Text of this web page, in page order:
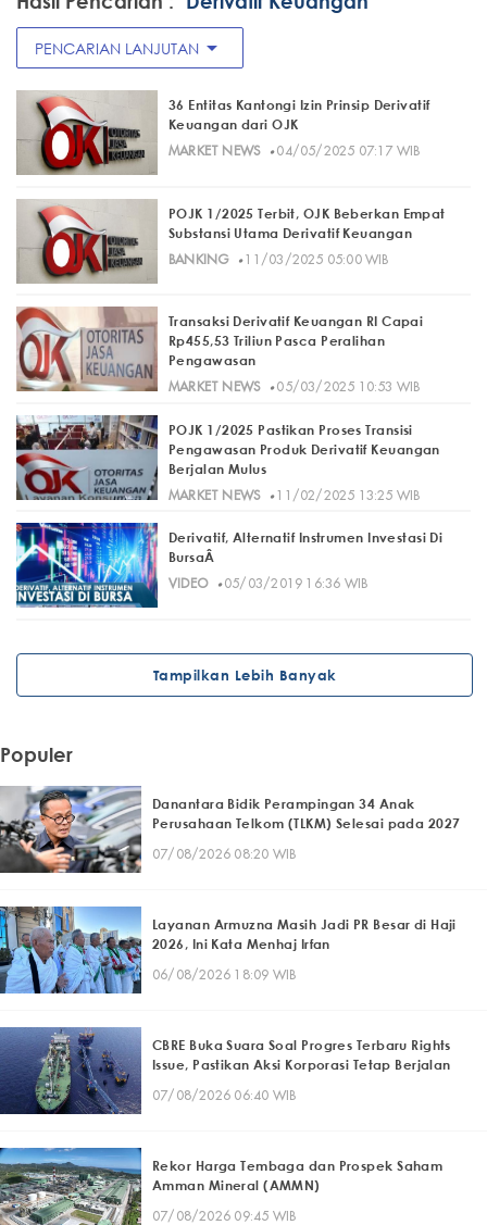
PENCARIAN LANJUTAN arrow_drop_down
36 Entitas Kantongi Izin Prinsip Derivatif
Keuangan dari OJK
MARKET NEWS· 04/05/2025 07:17 WIB
POJK 1/2025 Terbit, OJK Beberkan Empat
Substansi Utama Derivatif Keuangan
BANKING· 11/03/2025 05:00 WIB
Transaksi Derivatif Keuangan RI Capai
Rp455,53 Triliun Pasca Peralihan
Pengawasan
MARKET NEWS· 05/03/2025 10:53 WIB
POJK 1/2025 Pastikan Proses Transisi
Pengawasan Produk Derivatif Keuangan
Berjalan Mulus
MARKET NEWS· 11/02/2025 13:25 WIB
Derivatif, Alternatif Instrumen Investasi Di
BursaÂ
VIDEO· 05/03/2019 16:36 WIB
Tampilkan Lebih Banyak
Populer
Danantara Bidik Perampingan 34 Anak
Perusahaan Telkom (TLKM) Selesai pada 2027
07/08/2026 08:20 WIB
Layanan Armuzna Masih Jadi PR Besar di Haji
2026, Ini Kata Menhaj Irfan
06/08/2026 18:09 WIB
CBRE Buka Suara Soal Progres Terbaru Rights
Issue, Pastikan Aksi Korporasi Tetap Berjalan
07/08/2026 06:40 WIB
Rekor Harga Tembaga dan Prospek Saham
Amman Mineral (AMMN)
07/08/2026 09:45 WIB